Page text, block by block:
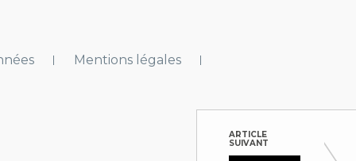
ARTICLE
SUIVANT
Mentions légales